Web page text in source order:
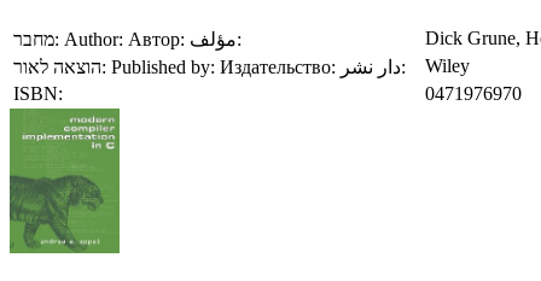
מחבר: Author: Автор: مؤلف:
Dick Grune,
הוצאה לאור: Published by: Издательство: دار نشر:
Wiley
ISBN:
0471976970